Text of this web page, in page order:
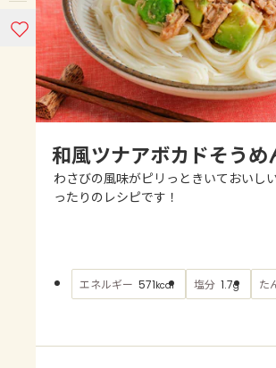
コンテンツ
レシピ
よくあるお問い合わせ
AJINOMOTO PARK とは
ピーマン
みょうが ゴーヤ
和風ツナアボカドそうめ
わさびの風味がピリっときいておいし
ったりのレシピです！
エネルギー 571kcal 塩分 1.7g た